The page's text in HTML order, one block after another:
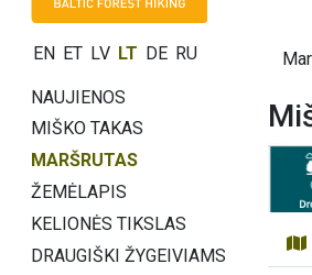
EN ET LV LT DE RU
NAUJIENOS
MIŠKO TAKAS
MARŠRUTAS
ŽEMĖLAPIS
KELIONĖS TIKSLAS
DRAUGIŠKI ŽYGEIVIAMS